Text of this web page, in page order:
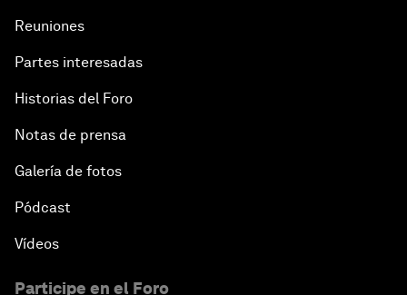
Reuniones
Partes interesadas
Historias del Foro
Notas de prensa
Galería de fotos
Pódcast
Vídeos
Participe en el Foro